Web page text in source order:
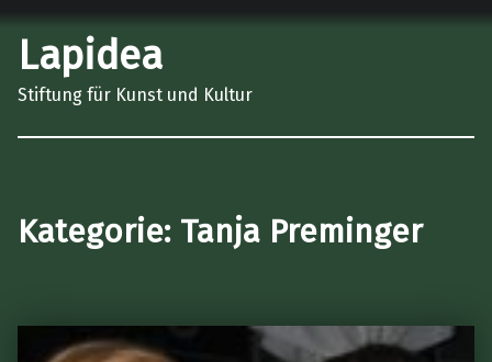
Lapidea
Stiftung für Kunst und Kultur
Kategorie: Tanja Preminger